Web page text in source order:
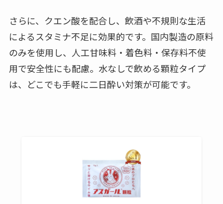
さらに、クエン酸を配合し、飲酒や不規則な生活
によるスタミナ不足に効果的です。国内製造の原料
のみを使用し、人工甘味料・着色料・保存料不使
用で安全性にも配慮。水なしで飲める顆粒タイプ
は、どこでも手軽に二日酔い対策が可能です。